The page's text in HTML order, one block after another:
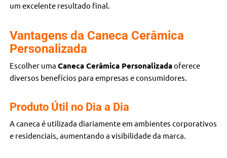
um excelente resultado final.
Vantagens da Caneca Cerâmica
Personalizada
Escolher umaCaneca Cerâmica Personalizadaoferece
diversos benefícios para empresas e consumidores.
Produto Útil no Dia a Dia
A caneca é utilizada diariamente em ambientes corporativos
e residenciais, aumentando a visibilidade da marca.